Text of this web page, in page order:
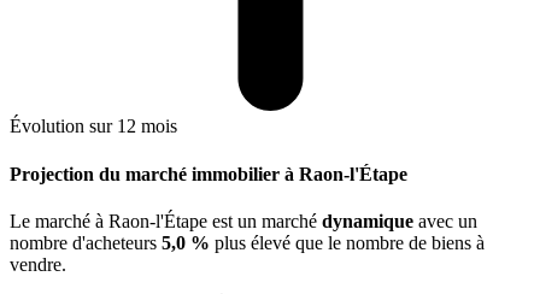
Évolution sur 12 mois
Projection du marché immobilier à Raon-l'Étape
Le marché à Raon-l'Étape est un marché dynamique avec un
nombre d'acheteurs 5,0 % plus élevé que le nombre de biens à
vendre.